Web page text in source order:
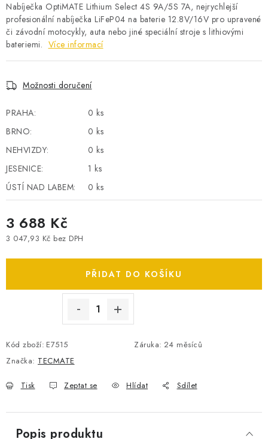
TESTERY BATERIÍ
BATERIE PRO VYSAVAČE
SPOTŘEBNÍ BATERIE
DOPRAVA ZDARMA
KONTAKTY
POŠTOVNÉ A DOPRAVA
KONFIGURÁTOR AUTOBATERIÍ
VÝMĚNA AUTOBATERIE
OCHRANA OSOBNÍCH ÚDAJŮ
OVĚŘOVÁNÍ RECENZÍ
JAK NA TO S BATTERY.CZ
ČASTO KLADENÉ OTÁZKY, FAQ
NÁVODY KE STAŽENÍ
ZPĚTNÝ ODBĚR ELEKTROZAŘÍZENÍ A BATERIÍ
Nabíječka OptiMATE Lithium Select 4S 9A/5S 7A, nejrychlejší
profesionální nabíječka LiFeP04 na baterie 12.8V/16V pro upravené
či závodní motocykly, auta nebo jiné speciální stroje s lithiovými
bateriemi. Více informací
Možnosti doručení
PRAHA:
0 ks
BRNO:
0 ks
NEHVIZDY:
0 ks
JESENICE:
1 ks
ÚSTÍ NAD LABEM:
0 ks
3 688 Kč
3 047,93 Kč bez DPH
PŘIDAT DO KOŠÍKU
Kód zboží: E7515 Záruka: 24 měsíců
Značka: TECMATE
Tisk Zeptat se Hlídat Sdílet
Popis produktu